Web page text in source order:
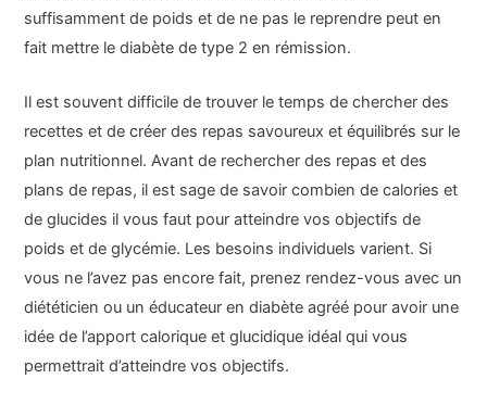
suffisamment de poids et de ne pas le reprendre peut en
fait mettre le diabète de type 2 en rémission.
Il est souvent difficile de trouver le temps de chercher des
recettes et de créer des repas savoureux et équilibrés sur le
plan nutritionnel. Avant de rechercher des repas et des
plans de repas, il est sage de savoir combien de calories et
de glucides il vous faut pour atteindre vos objectifs de
poids et de glycémie. Les besoins individuels varient. Si
vous ne l’avez pas encore fait, prenez rendez-vous avec un
diététicien ou un éducateur en diabète agréé pour avoir une
idée de l’apport calorique et glucidique idéal qui vous
permettrait d’atteindre vos objectifs.